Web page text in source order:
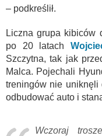
– podkreślił.
Liczna grupa kibiców
po 20 latach
Szczytna, tak jak
Malca. Pojechali
treningów nie uniknęli
odbudować auto i
Wczoraj